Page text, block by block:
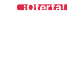
¡Oferta!